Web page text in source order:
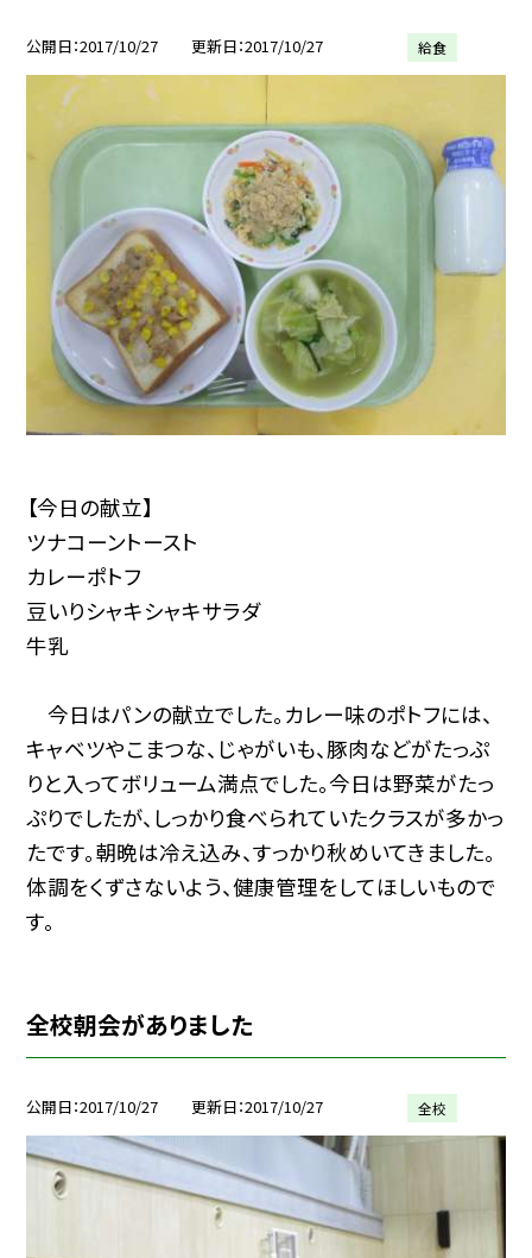
公開日 2017/10/27 更新日 2017/10/27 給食
【今日の献立】
ツナコーントースト
カレーポトフ
豆いりシャキシャキサラダ
牛乳
今日はパンの献立でした。カレー味のポトフには、
キャベツやこまつな、じゃがいも、豚肉などがたっぷ
りと入ってボリューム満点でした。今日は野菜がたっ
ぷりでしたが、しっかり食べられていたクラスが多かっ
たです。朝晩は冷え込み、すっかり秋めいてきました。
体調をくずさないよう、健康管理をしてほしいもので
す。
全校朝会がありました
公開日 2017/10/27 更新日 2017/10/27 全校